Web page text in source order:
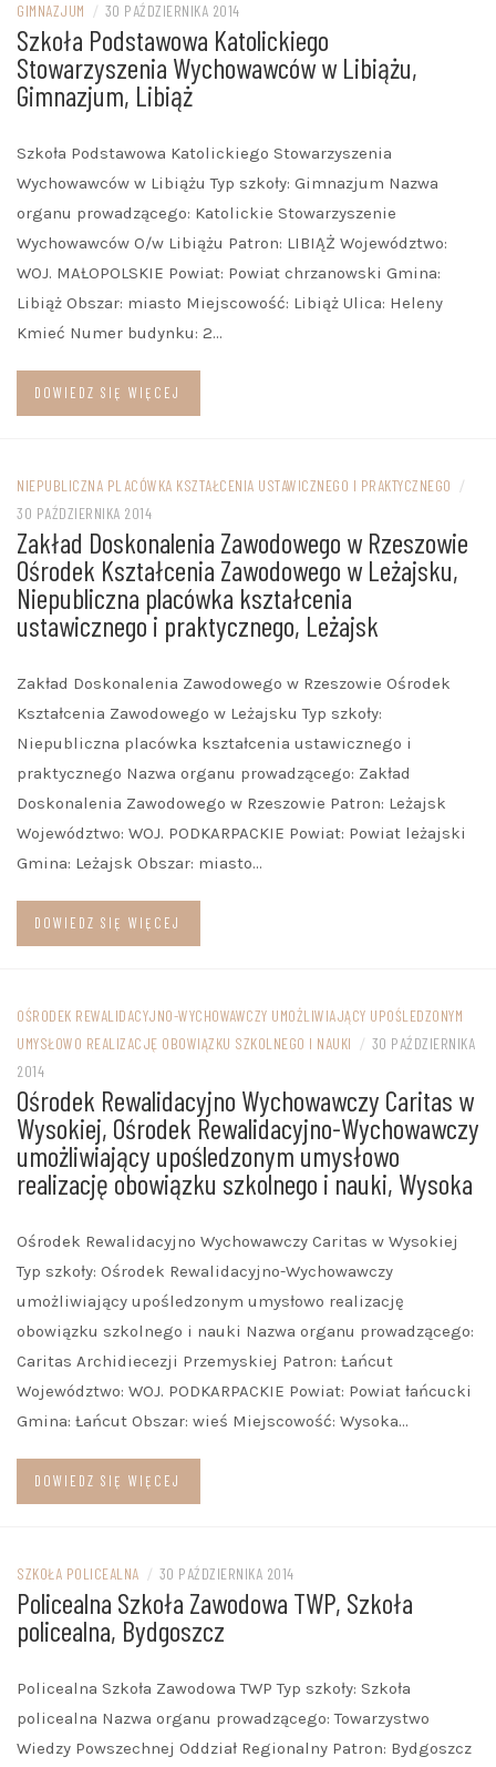
GIMNAZJUM / 30 PAŹDZIERNIKA 2014
Szkoła Podstawowa Katolickiego
Stowarzyszenia Wychowawców w Libiążu,
Gimnazjum, Libiąż
Szkoła Podstawowa Katolickiego Stowarzyszenia
Wychowawców w Libiążu Typ szkoły: Gimnazjum Nazwa
organu prowadzącego: Katolickie Stowarzyszenie
Wychowawców O/w Libiążu Patron: LIBIĄŻ Województwo:
WOJ. MAŁOPOLSKIE Powiat: Powiat chrzanowski Gmina:
Libiąż Obszar: miasto Miejscowość: Libiąż Ulica: Heleny
Kmieć Numer budynku: 2…
DOWIEDZ SIĘ WIĘCEJ
NIEPUBLICZNA PLACÓWKA KSZTAŁCENIA USTAWICZNEGO I PRAKTYCZNEGO /
30 PAŹDZIERNIKA 2014
Zakład Doskonalenia Zawodowego w Rzeszowie
Ośrodek Kształcenia Zawodowego w Leżajsku,
Niepubliczna placówka kształcenia
ustawicznego i praktycznego, Leżajsk
Zakład Doskonalenia Zawodowego w Rzeszowie Ośrodek
Kształcenia Zawodowego w Leżajsku Typ szkoły:
Niepubliczna placówka kształcenia ustawicznego i
praktycznego Nazwa organu prowadzącego: Zakład
Doskonalenia Zawodowego w Rzeszowie Patron: Leżajsk
Województwo: WOJ. PODKARPACKIE Powiat: Powiat leżajski
Gmina: Leżajsk Obszar: miasto…
DOWIEDZ SIĘ WIĘCEJ
OŚRODEK REWALIDACYJNO-WYCHOWAWCZY UMOŻLIWIAJĄCY UPOŚLEDZONYM
UMYSŁOWO REALIZACJĘ OBOWIĄZKU SZKOLNEGO I NAUKI / 30 PAŹDZIERNIKA
2014
Ośrodek Rewalidacyjno Wychowawczy Caritas w
Wysokiej, Ośrodek Rewalidacyjno-Wychowawczy
umożliwiający upośledzonym umysłowo
realizację obowiązku szkolnego i nauki, Wysoka
Ośrodek Rewalidacyjno Wychowawczy Caritas w Wysokiej
Typ szkoły: Ośrodek Rewalidacyjno-Wychowawczy
umożliwiający upośledzonym umysłowo realizację
obowiązku szkolnego i nauki Nazwa organu prowadzącego:
Caritas Archidiecezji Przemyskiej Patron: Łańcut
Województwo: WOJ. PODKARPACKIE Powiat: Powiat łańcucki
Gmina: Łańcut Obszar: wieś Miejscowość: Wysoka…
DOWIEDZ SIĘ WIĘCEJ
SZKOŁA POLICEALNA / 30 PAŹDZIERNIKA 2014
Policealna Szkoła Zawodowa TWP, Szkoła
policealna, Bydgoszcz
Policealna Szkoła Zawodowa TWP Typ szkoły: Szkoła
policealna Nazwa organu prowadzącego: Towarzystwo
Wiedzy Powszechnej Oddział Regionalny Patron: Bydgoszcz